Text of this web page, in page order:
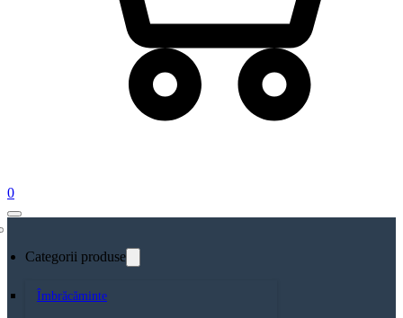
0
Categorii produse
Îmbrăcăminte